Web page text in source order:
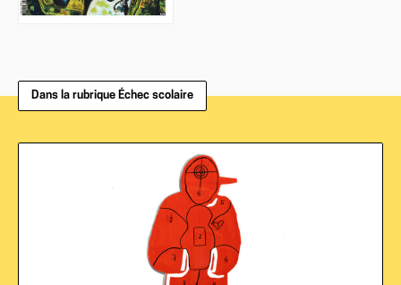
Dans la rubrique Échec scolaire